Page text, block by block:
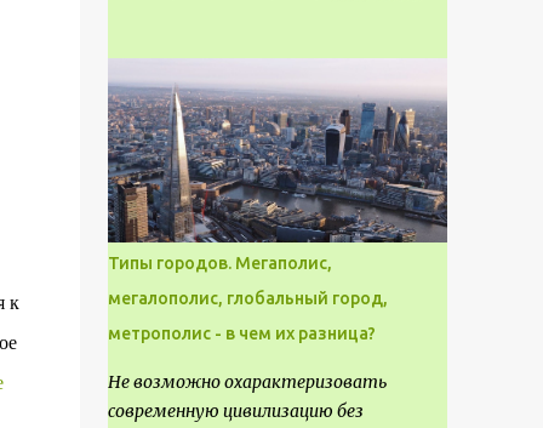
к
месте не только потенциал для
создания проекта кафе, но и
возможность обустроить
общедоступную смотровую площадку,
куда прохожие могли бы свободно
попасть, не заходя в само заведение.
Типы городов. Мегаполис,
мегалополис, глобальный город,
метрополис - в чем их разница?
Не возможно охарактеризовать
современную цивилизацию без